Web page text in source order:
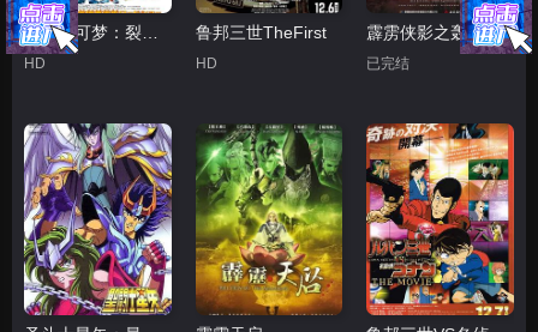
精灵宝可梦：裂空的访问者代欧奇希斯国语
HD
鲁邦三世TheFirst
HD
霹雳侠影之轰掣天下
已完结